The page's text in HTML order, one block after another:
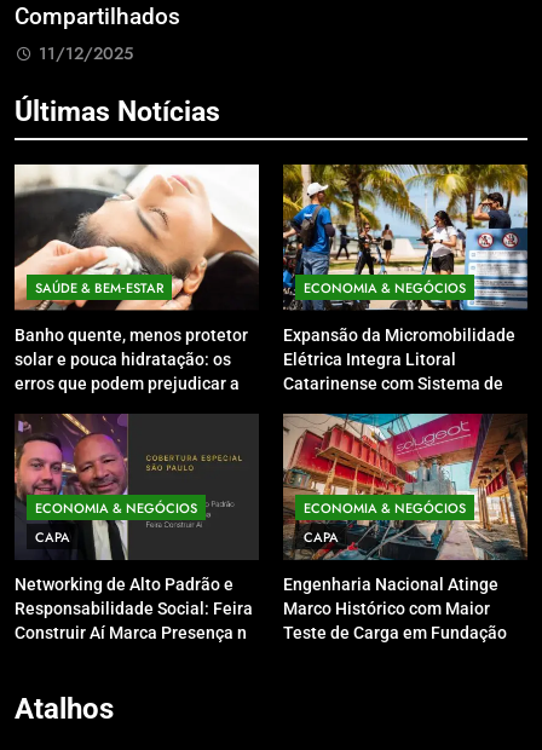
Compartilhados
11/12/2025
Últimas Notícias
SAÚDE & BEM‑ESTAR
Banho quente, menos protetor
solar e pouca hidratação: os
erros que podem prejudicar a
inverno
ECONOMIA & NEGÓCIOS
Expansão da Micromobilidade
Elétrica Integra Litoral
Catarinense com Sistema de
ECONOMIA & NEGÓCIOS
CAPA
Networking de Alto Padrão e
Responsabilidade Social: Feira
Construir Aí Marca Presença no
ECONOMIA & NEGÓCIOS
CAPA
Engenharia Nacional Atinge
Marco Histórico com Maior
Teste de Carga em Fundação
Atalhos